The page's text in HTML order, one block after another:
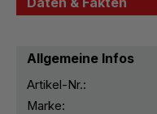
Allgemeine Infos
Artikel-Nr.:
Marke: